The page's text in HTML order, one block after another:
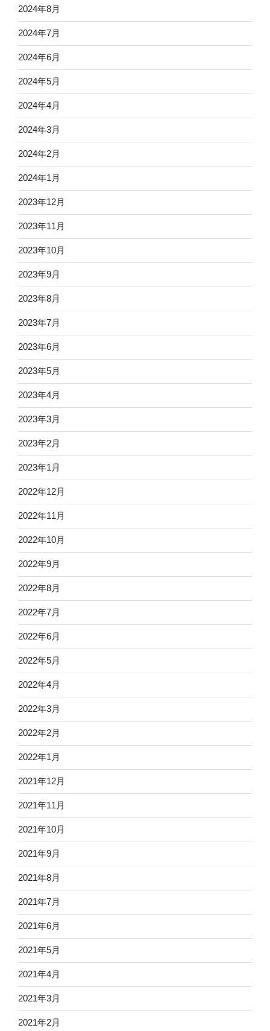
2024年8月
2024年7月
2024年6月
2024年5月
2024年4月
2024年3月
2024年2月
2024年1月
2023年12月
2023年11月
2023年10月
2023年9月
2023年8月
2023年7月
2023年6月
2023年5月
2023年4月
2023年3月
2023年2月
2023年1月
2022年12月
2022年11月
2022年10月
2022年9月
2022年8月
2022年7月
2022年6月
2022年5月
2022年4月
2022年3月
2022年2月
2022年1月
2021年12月
2021年11月
2021年10月
2021年9月
2021年8月
2021年7月
2021年6月
2021年5月
2021年4月
2021年3月
2021年2月